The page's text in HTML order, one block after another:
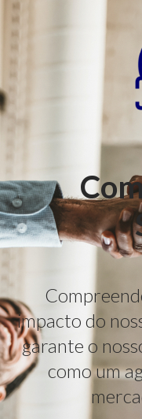
impacto do
garante o
como um